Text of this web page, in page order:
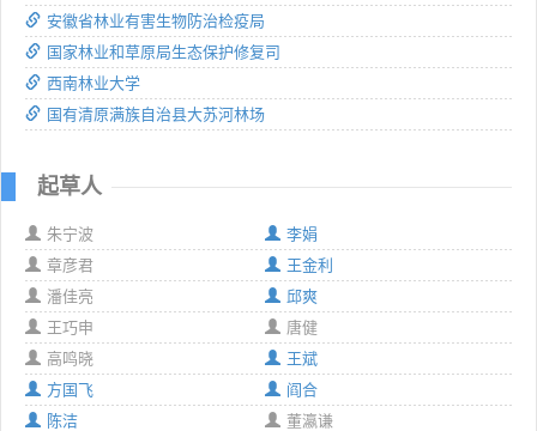
安徽省林业有害生物防治检疫局
国家林业和草原局生态保护修复司
西南林业大学
国有清原满族自治县大苏河林场
起草人
朱宁波
李娟
章彦君
王金利
潘佳亮
邱爽
王巧申
唐健
高鸣晓
王斌
方国飞
阎合
陈洁
董瀛谦